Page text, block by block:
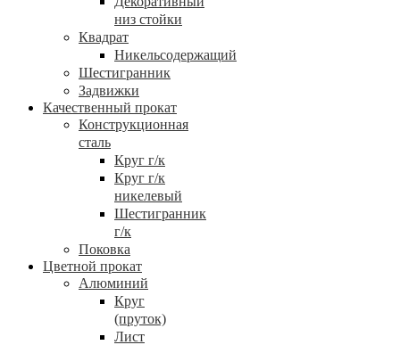
низ стойки
Квадрат
Никельсодержащий
Шестигранник
Задвижки
Качественный прокат
Конструкционная
сталь
Круг г/к
Круг г/к
никелевый
Шестигранник
г/к
Поковка
Цветной прокат
Алюминий
Круг
(пруток)
Лист